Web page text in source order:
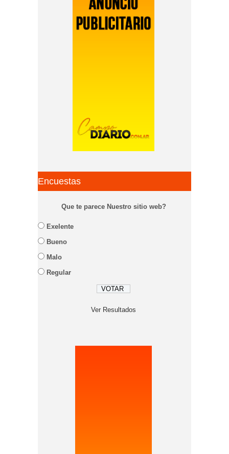
Encuestas
Que te parece Nuestro sitio web?
Exelente
Bueno
Malo
Regular
Ver Resultados